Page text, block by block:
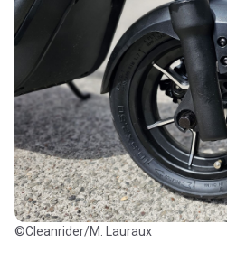
©Cleanrider/M. Lauraux